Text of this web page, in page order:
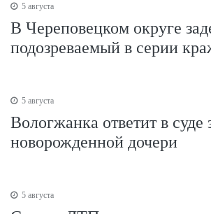
5 августа
В Череповецком округе
подозреваемый в серии
5 августа
Вологжанка ответит в суде
новорожденной дочери
5 августа